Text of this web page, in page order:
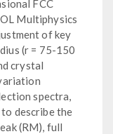
FCC
Multiphysics
of key
(r = 75-150
crystal
spectra,
describe the
(RM), full